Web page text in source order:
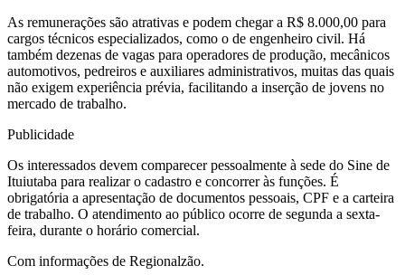
As remunerações são atrativas e podem chegar a R$ 8.000,00 para
cargos técnicos especializados, como o de engenheiro civil. Há
também dezenas de vagas para operadores de produção, mecânicos
automotivos, pedreiros e auxiliares administrativos, muitas das quais
não exigem experiência prévia, facilitando a inserção de jovens no
mercado de trabalho.
Publicidade
Os interessados devem comparecer pessoalmente à sede do Sine de
Ituiutaba para realizar o cadastro e concorrer às funções. É
obrigatória a apresentação de documentos pessoais, CPF e a carteira
de trabalho. O atendimento ao público ocorre de segunda a sexta-
feira, durante o horário comercial.
Com informações de Regionalzão.